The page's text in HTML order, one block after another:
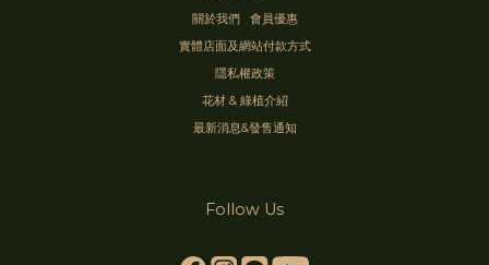
關於我們
會員優惠
實體店面及網站付款方式
隱私權政策
花材 & 綠植介紹
最新消息&發售通知
Follow Us